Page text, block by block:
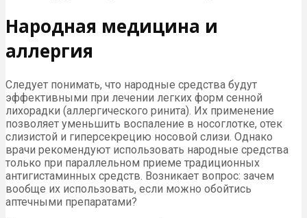
Народная медицина и
аллергия
Следует понимать, что народные средства будут
эффективными при лечении легких форм сенной
лихорадки (аллергического ринита). Их применение
позволяет уменьшить воспаление в носоглотке, отек
слизистой и гиперсекрецию носовой слизи. Однако
врачи рекомендуют использовать народные средства
только при параллельном приеме традиционных
антигистаминных средств. Возникает вопрос: зачем
вообще их использовать, если можно обойтись
аптечными препаратами?